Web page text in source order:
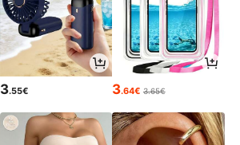
3.55€ 3.64€ 3.65€